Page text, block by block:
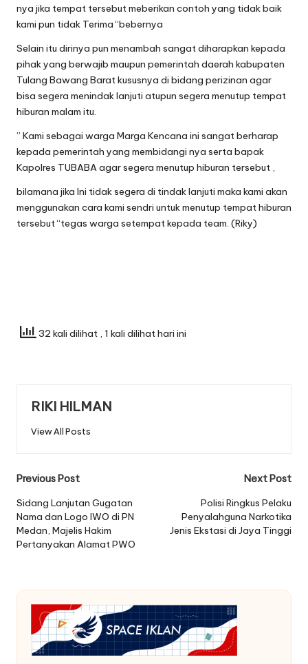
nya jika tempat tersebut meberikan contoh yang tidak baik
kami pun tidak Terima “bebernya
Selain itu dirinya pun menambah sangat diharapkan kepada
pihak yang berwajib maupun pemerintah daerah kabupaten
Tulang Bawang Barat kususnya di bidang perizinan agar
bisa segera menindak lanjuti atupun segera menutup tempat
hiburan malam itu.
” Kami sebagai warga Marga Kencana ini sangat berharap
kepada pemerintah yang membidangi nya serta bapak
Kapolres TUBABA agar segera menutup hiburan tersebut ,
bilamana jika Ini tidak segera di tindak lanjuti maka kami akan
menggunakan cara kami sendri untuk menutup tempat hiburan
tersebut “tegas warga setempat kepada team. (Riky)
32 kali dilihat , 1 kali dilihat hari ini
RIKI HILMAN
View All Posts
Post
navigation
Previous Post
Sidang Lanjutan Gugatan
Nama dan Logo IWO di PN
Medan, Majelis Hakim
Pertanyakan Alamat PWO
Next Post
Polisi Ringkus Pelaku
Penyalahguna Narkotika
Jenis Ekstasi di Jaya Tinggi